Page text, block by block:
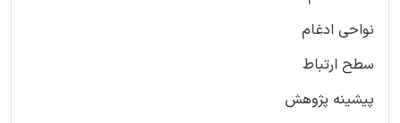
نواحی ادغام
سطح ارتباط
پیشینه پژوهش